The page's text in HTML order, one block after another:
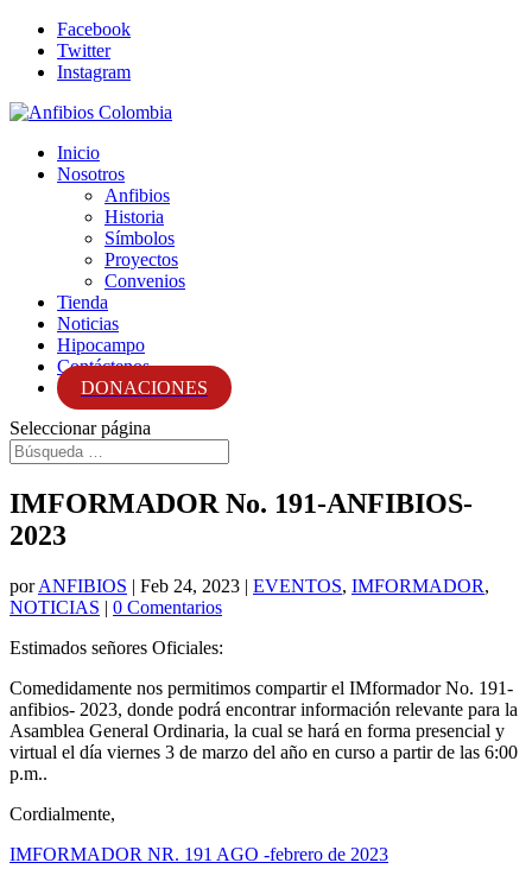
Facebook
Twitter
Instagram
Inicio
Nosotros
Anfibios
Historia
Símbolos
Proyectos
Convenios
Tienda
Noticias
Hipocampo
Contáctenos
DONACIONES
Seleccionar página
IMFORMADOR No. 191-ANFIBIOS-
2023
porANFIBIOS | Feb 24, 2023 | EVENTOS, IMFORMADOR,
NOTICIAS | 0 Comentarios
Estimados señores Oficiales:
Comedidamente nos permitimos compartir el IMformador No. 191-
anfibios- 2023, donde podrá encontrar información relevante para la
Asamblea General Ordinaria, la cual se hará en forma presencial y
virtual el día viernes 3 de marzo del año en curso a partir de las 6:00
p.m..
Cordialmente,
IMFORMADOR NR. 191 AGO -febrero de 2023